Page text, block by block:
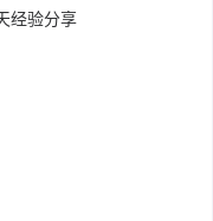
经验分享